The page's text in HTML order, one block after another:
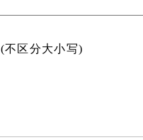
(不区分大小写)